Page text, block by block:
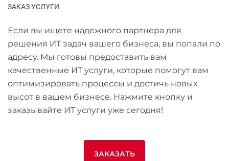
ЗАКАЗ УСЛУГИ
Если вы ищете надежного партнера для
решения ИТ задач вашего бизнеса, вы попали по
адресу. Мы готовы предоставить вам
качественные ИТ услуги, которые помогут вам
оптимизировать процессы и достичь новых
высот в вашем бизнесе. Нажмите кнопку и
заказывайте ИТ услуги уже сегодня!
ЗАКАЗАТЬ